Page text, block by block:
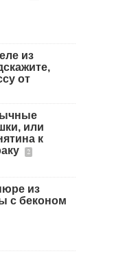
из
от
или
к
2
из
с беконом